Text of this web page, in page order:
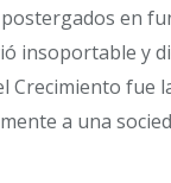
en
insoportable y
Crecimiento fue
a una